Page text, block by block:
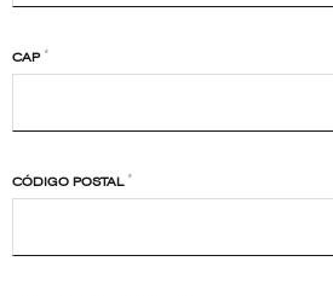
CAP *
CÓDIGO POSTAL *